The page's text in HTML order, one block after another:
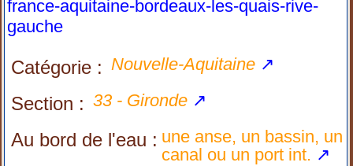
france-aquitaine-bordeaux-les-quais-rive-
gauche
Catégorie : Nouvelle-Aquitaine ↗
Section : 33 - Gironde ↗
Au bord de l'eau : une anse, un bassin, un
canal ou un port int. ↗